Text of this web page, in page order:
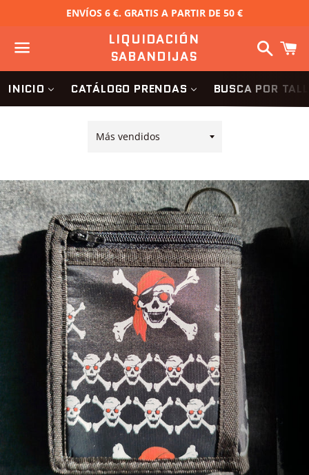
ENVÍOS 6 €. GRATIS A PARTIR DE 50 €
Menú
LIQUIDACIÓN
SABANDIJAS
INICIO CATÁLOGO PRENDAS BUSCA POR
por